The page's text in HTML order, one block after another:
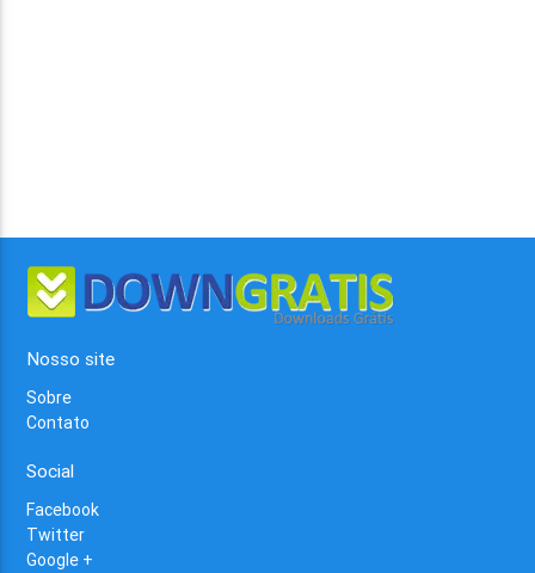
Nosso site
Sobre
Contato
Social
Facebook
Twitter
Google +